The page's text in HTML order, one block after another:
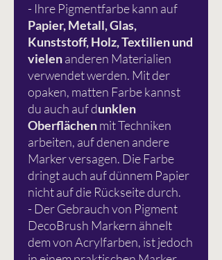
- Ihre Pigmentfarbe kann auf
Papier, Metall, Glas,
Kunststoff, Holz, Textilien und
vielenanderen Materialien
verwendet werden. Mit der
opaken, matten Farbe kannst
du auch auf dunklen
Oberflächenmit Techniken
arbeiten, auf denen andere
Marker versagen. Die Farbe
dringt auch auf dünnem Papier
nicht auf die Rückseite durch.
- Der Gebrauch von Pigment
DecoBrush Markern ähnelt
dem von Acrylfarben, ist jedoch